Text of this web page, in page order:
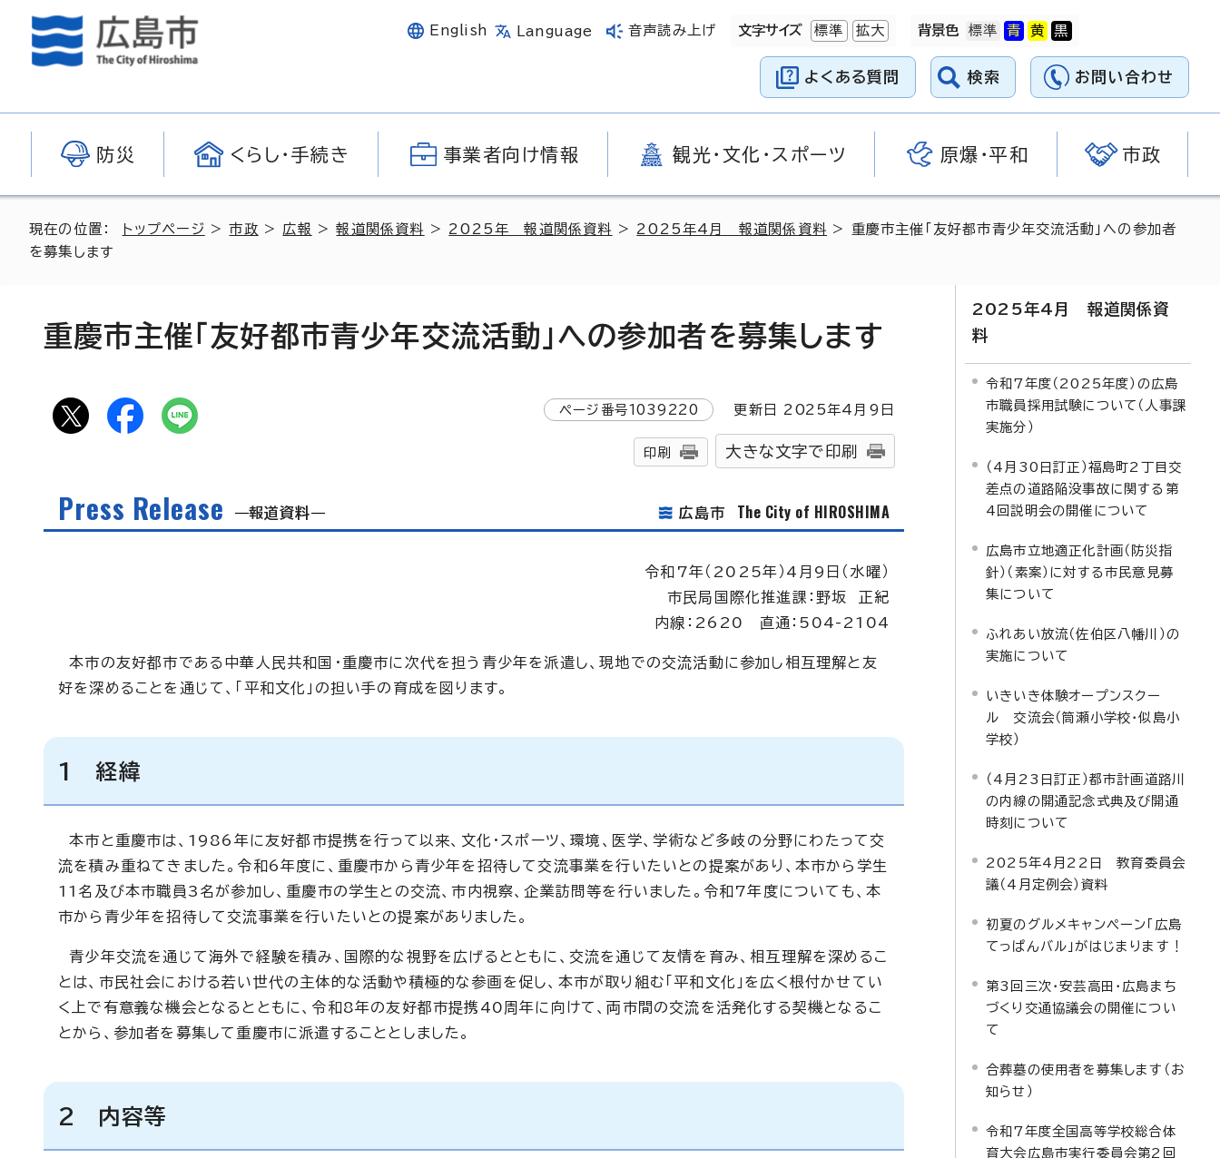
English Language 音声読み上げ 文字サイズ 標準 拡大 背景色
よくある質問 検索 お問い合わせ
防災 くらし・手続き 事業者向け情報 観光・文化・スポーツ 原爆・平和 市政
現在の位置： トップページ >市政 > 広報 >報道関係資料 > 2025年 報道関係資料 > 2025年4月 報道関係資料 > 重慶市主催「友好都市青少年交流活動」への参加者
を募集します
重慶市主催「友好都市青少年交流活動」への参加者を募集します
ページ番号1039220 更新日 2025年4月9日
印刷 大きな文字で印刷
Press Release 報道資料 広島市 The City of HIROSHIMA
令和7年（2025年）4月9日（水曜）
市民局国際化推進課：野坂 正紀
内線：2620 直通：504-2104
本市の友好都市である中華人民共和国・重慶市に次代を担う青少年を派遣し、現地での交流活動に参加し相互理解と友
好を深めることを通じて、「平和文化」の担い手の育成を図ります。
1 経緯
本市と重慶市は、1986年に友好都市提携を行って以来、文化・スポーツ、環境、医学、学術など多岐の分野にわたって交
流を積み重ねてきました。令和6年度に、重慶市から青少年を招待して交流事業を行いたいとの提案があり、本市から学生
11名及び本市職員3名が参加し、重慶市の学生との交流、市内視察、企業訪問等を行いました。令和7年度についても、本
市から青少年を招待して交流事業を行いたいとの提案がありました。
青少年交流を通じて海外で経験を積み、国際的な視野を広げるとともに、交流を通じて友情を育み、相互理解を深めるこ
とは、市民社会における若い世代の主体的な活動や積極的な参画を促し、本市が取り組む「平和文化」を広く根付かせてい
く上で有意義な機会となるとともに、令和8年の友好都市提携40周年に向けて、両市間の交流を活発化する契機となるこ
とから、参加者を募集して重慶市に派遣することとしました。
2 内容等
2025年4月 報道関係資
料
令和7年度（2025年度）の広島
市職員採用試験について（人事課
実施分）
（4月30日訂正）福島町2丁目交
差点の道路陥没事故に関する第
4回説明会の開催について
広島市立地適正化計画（防災指
針）（素案）に対する市民意見募
集について
ふれあい放流（佐伯区八幡川）の
実施について
いきいき体験オープンスクー
ル 交流会（筒瀬小学校・似島小
学校）
（4月23日訂正）都市計画道路川
の内線の開通記念式典及び開通
時刻について
2025年4月22日 教育委員会
議（4月定例会）資料
初夏のグルメキャンペーン「広島
てっぱんバル」がはじまります！
第3回三次・安芸高田・広島まち
づくり交通協議会の開催につい
て
合葬墓の使用者を募集します（お
知らせ）
令和7年度全国高等学校総合体
育大会広島市実行委員会第2回